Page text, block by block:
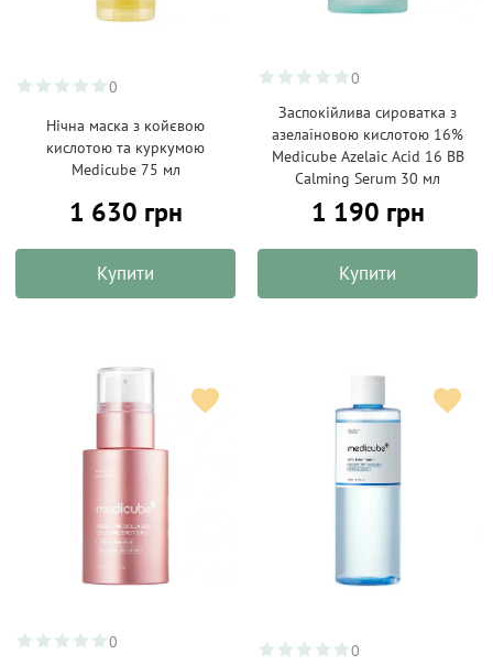
0
Нічна маска з койєвою
кислотою та куркумою
Medicube 75 мл
1 630 грн
Купити
0
Заспокійлива сироватка з
азелаїновою кислотою 16%
Medicube Azelaic Acid 16 BB
Calming Serum 30 мл
1 190 грн
Купити
0
0